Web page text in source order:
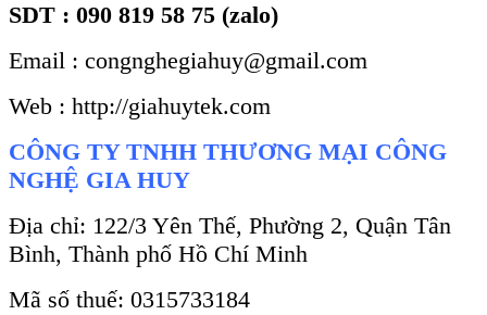
SDT : 090 819 58 75 (zalo)
Email : congnghegiahuy@gmail.com
Web : http://giahuytek.com
CÔNG TY TNHH THƯƠNG MẠI CÔNG
NGHỆ GIA HUY
Địa chỉ: 122/3 Yên Thế, Phường 2, Quận Tân
Bình, Thành phố Hồ Chí Minh
Mã số thuế: 0315733184